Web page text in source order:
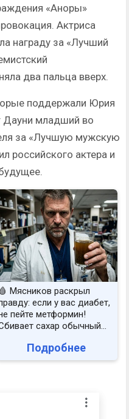
«Аноры»
Актриса
награду за «Лучший
два пальца вверх.
поддержали Юрия
Дауни младший во
за «Лучшую мужскую
российского актера и
🩸 Мясников раскрыл
если у вас диабет,
пейте метформин!
сахар обычный...
Подробнее